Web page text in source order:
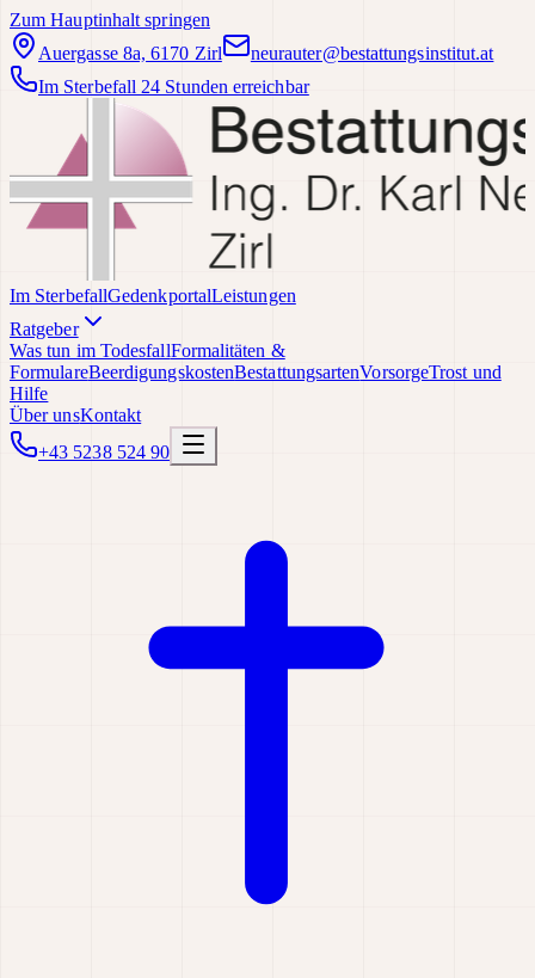
Zum Hauptinhalt springen
Auergasse 8a, 6170 Zirl
neurauter@bestattungsinstitut.at
Im Sterbefall 24 Stunden erreichbar
Im SterbefallGedenkportalLeistungen
Ratgeber
Was tun im TodesfallFormalitäten &
FormulareBeerdigungskostenBestattungsartenVorsorgeTrost und
Hilfe
Über unsKontakt
+43 5238 524 90